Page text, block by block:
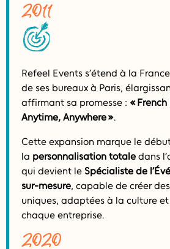
2011
Refeel Events s’étend à la
de ses bureaux à Paris,
affirmant sa promesse : «
Anytime, Anywhere ».
Cette expansion marque le
la personnalisation totale dans
qui devient le Spécialiste de
sur-mesure, capable de créer
uniques, adaptées à la culture
chaque entreprise.
2020